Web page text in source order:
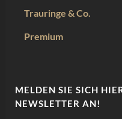
Trauringe & Co.
Premium
MELDEN SIE SICH
NEWSLETTER AN!